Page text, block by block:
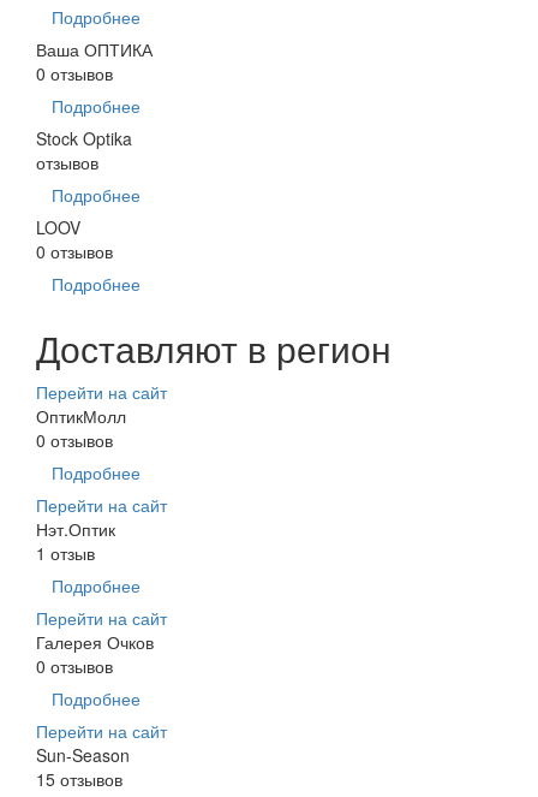
Подробнее
Ваша ОПТИКА
0 отзывов
Подробнее
Stock Optika
отзывов
Подробнее
LOOV
0 отзывов
Подробнее
Доставляют в регион
Перейти на сайт
ОптикМолл
0 отзывов
Подробнее
Перейти на сайт
Нэт.Оптик
1 отзыв
Подробнее
Перейти на сайт
Галерея Очков
0 отзывов
Подробнее
Перейти на сайт
Sun-Season
15 отзывов